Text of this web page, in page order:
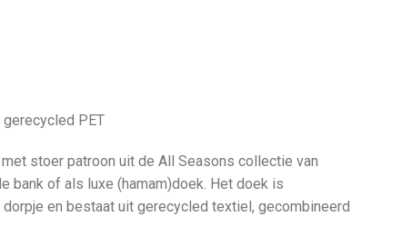
PET
stoer patroon uit de All Seasons collectie van
bank of als luxe (hamam)doek. Het doek is
en bestaat uit gerecycled textiel, gecombineerd